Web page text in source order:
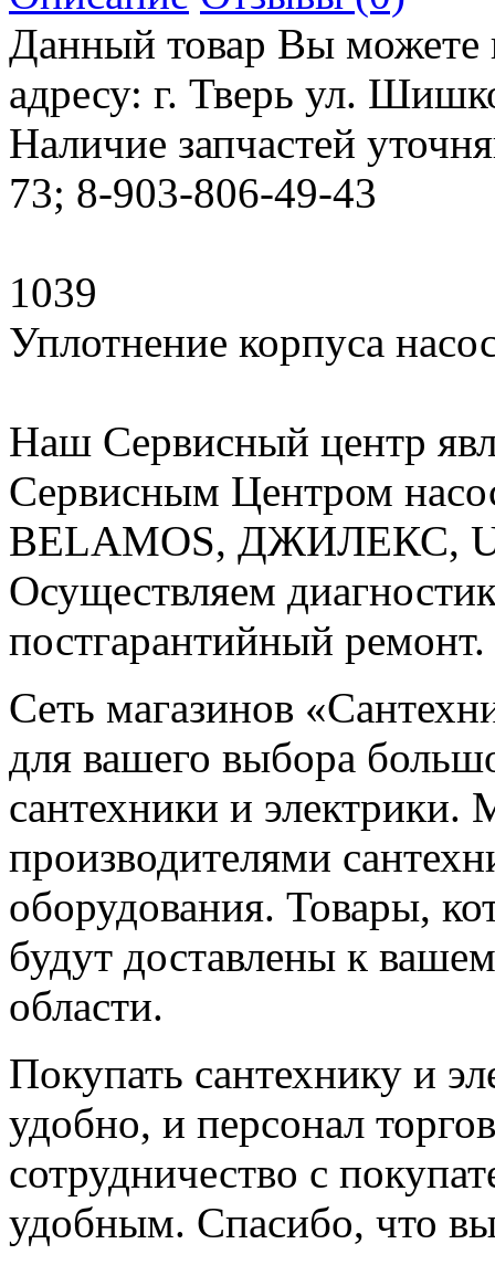
Данный товар Вы можете
адресу: г. Тверь ул.
Наличие запчастей
73; 8-903-806-49-43
1039
Уплотнение корпуса
Наш Сервисный центр
Сервисным Центром
BELAMOS, ДЖИЛЕКС,
Осуществляем
постгарантийный ремонт.
Сеть магазинов
для вашего выбора
сантехники и
производителями
оборудования. Товары,
будут доставлены к
области.
Покупать сантехнику и
удобно, и персонал
сотрудничество с
удобным. Спасибо, что